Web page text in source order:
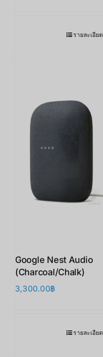
รายละเอียด
Google Nest Audio
(Charcoal/Chalk)
3,300.00฿
รายละเอียด